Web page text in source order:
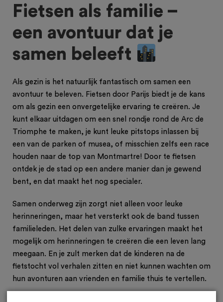
Fietsen als familie –
een avontuur dat je
samen beleeft
Als gezin is het natuurlijk fantastisch om samen een
avontuur te beleven. Fietsen door Parijs biedt je de kans
om als gezin een onvergetelijke ervaring te creëren. Je
kunt elkaar uitdagen om een snel rondje rond de Arc de
Triomphe te maken, je kunt leuke pitstops inlassen bij
een van de parken of musea, of misschien zelfs een race
houden naar de top van Montmartre! Door te fietsen
ontdek je de stad op een andere manier dan je gewend
bent, en dat maakt het nog specialer.
Samen onderweg zijn zorgt niet alleen voor leuke
herinneringen, maar het versterkt ook de band tussen
familieleden. Het delen van zulke ervaringen maakt het
mogelijk om herinneringen te creëren die een leven lang
meegaan. En je zult merken dat de kinderen na de
fietstocht vol verhalen zitten en niet kunnen wachten om
hun avonturen aan vrienden en familie thuis te vertellen.